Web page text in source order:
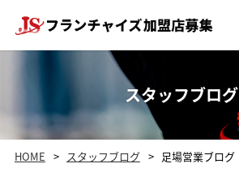
スタッフブログ
HOME スタッフブログ 足場営業ブログ